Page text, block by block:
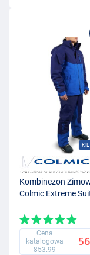
Kombinezon
Colmic Extreme
Cena
katalogowa
853.99